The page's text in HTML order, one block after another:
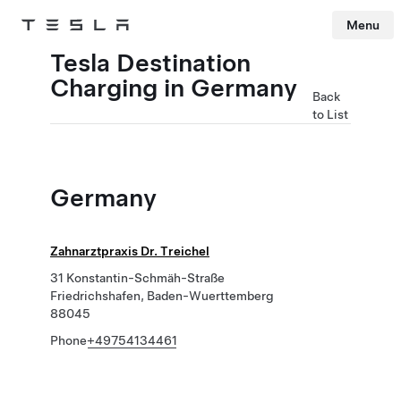
Tesla Menu
Tesla Destination
Charging in Germany
Back
to List
Germany
Zahnarztpraxis Dr. Treichel
31 Konstantin-Schmäh-Straße
Friedrichshafen, Baden-Wuerttemberg
88045
Phone+49754134461